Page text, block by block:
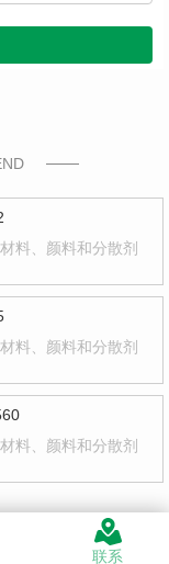
料、颜料和分散剂
料、颜料和分散剂
料、颜料和分散剂
联系